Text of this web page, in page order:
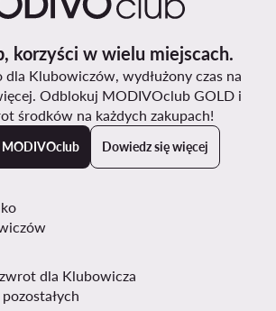
korzyści w wielu miejscach.
Klubowiczów, wydłużony czas na
Odblokuj MODIVOclub GOLD i
środków na każdych zakupach!
MODIVOclub Dowiedz się więcej
dla Klubowicza